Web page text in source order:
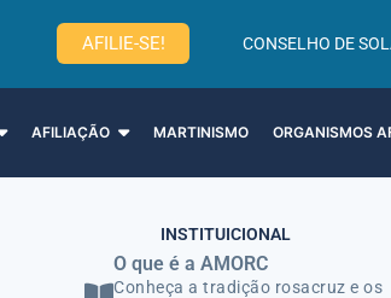
AFILIE-SE! CONSELHO DE
AFILIAÇÃO MARTINISMO ORGANISMOS
INSTITUICIONAL
O que é a AMORC
Conheça a tradição rosacruz e os